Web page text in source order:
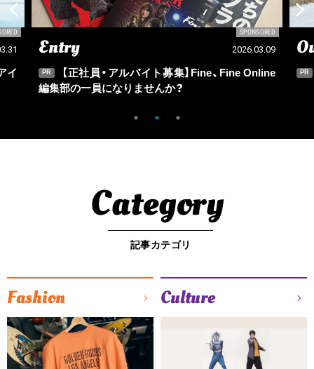
イ
SPONSORED
Entry 2026.03.09
PR
【正社員・アルバイト募集】Fine、Fine Online
編集部の一員になりませんか？
PR
Category
記事カテゴリ
Fashion Culture